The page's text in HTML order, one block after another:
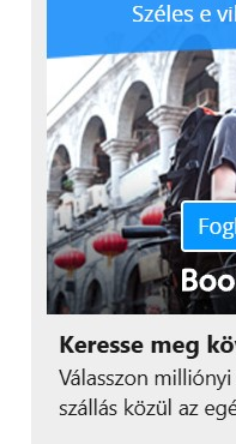
maradtak ki, így van
Google Earth is.
Multimédia
Ahogy azt a külsőt
a hátlapon egy 8
felszerelt kamera
alatt elég mostoha
legalábbis ami az
lehetőségem
kipróbálni az
egyáltalán nem
modellben gyakran